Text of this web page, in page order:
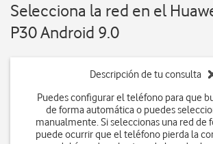
Selecciona la red en el
P30 Android 9.0
Descripción de tu consulta
Puedes configurar el teléfono para que
de forma automática o puedes
manualmente. Si seleccionas una red de
puede ocurrir que el teléfono pierda la